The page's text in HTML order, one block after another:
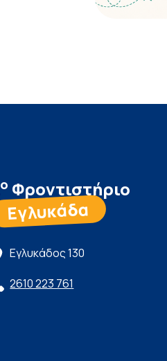
ο Φροντιστήριο
Εγλυκάδα
Εγλυκάδος 130
2610 223 761